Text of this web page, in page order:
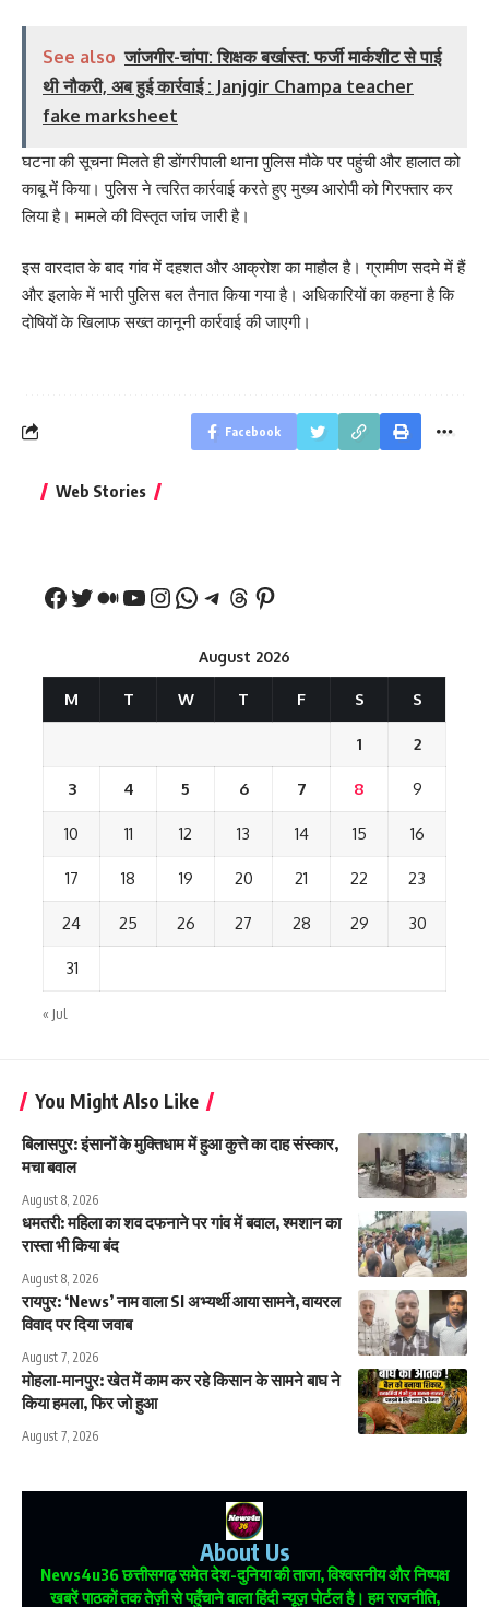
See also जांजगीर-चांपा: शिक्षक बर्खास्त: फर्जी मार्कशीट से पाई
थी नौकरी, अब हुई कार्रवाई : Janjgir Champa teacher
fake marksheet
घटना की सूचना मिलते ही डोंगरीपाली थाना पुलिस मौके पर पहुंची और हालात को
काबू में किया। पुलिस ने त्वरित कार्रवाई करते हुए मुख्य आरोपी को गिरफ्तार कर
लिया है। मामले की विस्तृत जांच जारी है।
इस वारदात के बाद गांव में दहशत और आक्रोश का माहौल है। ग्रामीण सदमे में हैं
और इलाके में भारी पुलिस बल तैनात किया गया है। अधिकारियों का कहना है कि
दोषियों के खिलाफ सख्त कानूनी कार्रवाई की जाएगी।
Facebook
Web Stories
नीतीश कुमार का पहला
August 2026
M T W T F S S
1 2
3 4 5 6 7 8 9
10 11 12 13 14 15 16
17 18 19 20 21 22 23
24 25 26 27 28 29 30
31
« Jul
You Might Also Like
बिलासपुर: इंसानों के मुक्तिधाम में हुआ कुत्ते का दाह संस्कार,
मचा बवाल
August 8, 2026
धमतरी: महिला का शव दफनाने पर गांव में बवाल, श्मशान का
रास्ता भी किया बंद
August 8, 2026
रायपुर: ‘News’ नाम वाला SI अभ्यर्थी आया सामने, वायरल
विवाद पर दिया जवाब
August 7, 2026
मोहला-मानपुर: खेत में काम कर रहे किसान के सामने बाघ ने
किया हमला, फिर जो हुआ
August 7, 2026
About Us
News4u36छत्तीसगढ़ समेत देश-दुनिया की ताजा, विश्वसनीय और निष्पक्ष
खबरें पाठकों तक तेज़ी से पहुँचाने वाला हिंदी न्यूज़ पोर्टल है। हम राजनीति,